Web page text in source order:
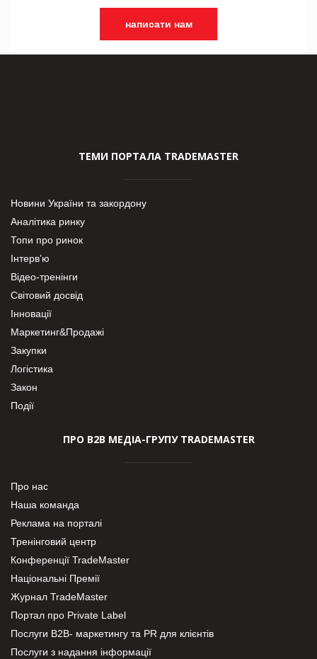
написати нам
ТЕМИ ПОРТАЛА TRADEMASTER
Новини України та закордону
Аналітика ринку
Топи про ринок
Інтерв’ю
Відео-тренінги
Світовий досвід
Інновації
Маркетинг&Продажі
Закупки
Логістика
Закон
Події
ПРО В2В МЕДІА-ГРУПУ TRADEMASTER
Про нас
Наша команда
Реклама на порталі
Тренінговий центр
Конференції TradeMaster
Національні Премії
Журнал TradeMaster
Портал про Private Label
Послуги В2В- маркетингу та PR для клієнтів
Послуги з надання інформації